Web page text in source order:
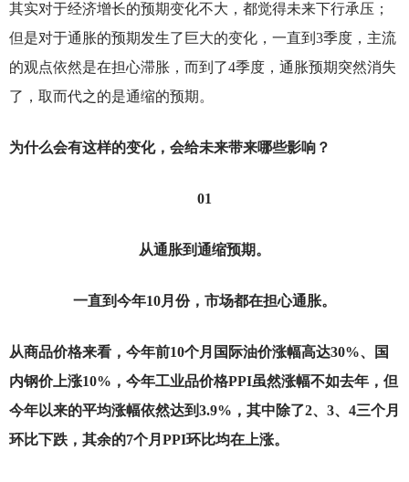
其实对于经济增长的预期变化不大，都觉得未来下行承压；
但是对于通胀的预期发生了巨大的变化，一直到3季度，主流
的观点依然是在担心滞胀，而到了4季度，通胀预期突然消失
了，取而代之的是通缩的预期。
为什么会有这样的变化，会给未来带来哪些影响？
01
从通胀到通缩预期。
一直到今年10月份，市场都在担心通胀。
从商品价格来看，今年前10个月国际油价涨幅高达30%、国
内钢价上涨10%，今年工业品价格PPI虽然涨幅不如去年，但
今年以来的平均涨幅依然达到3.9%，其中除了2、3、4三个月
环比下跌，其余的7个月PPI环比均在上涨。